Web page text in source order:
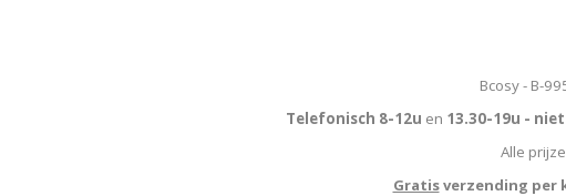
Bcosy - B-
Telefonisch 8-12u en 13.30-19u -
Alle
Gratisverzending per